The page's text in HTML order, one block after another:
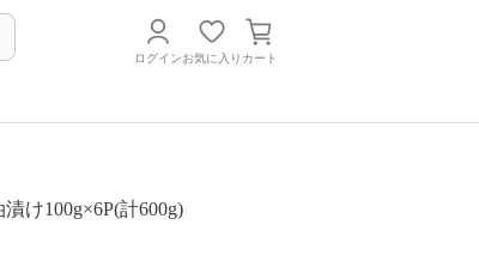
ログインお気に入り カート
け100g×6P(計600g)